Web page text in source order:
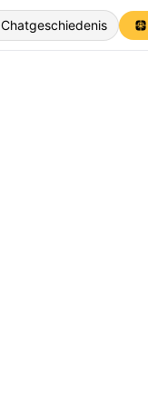
Chatgeschiedenis